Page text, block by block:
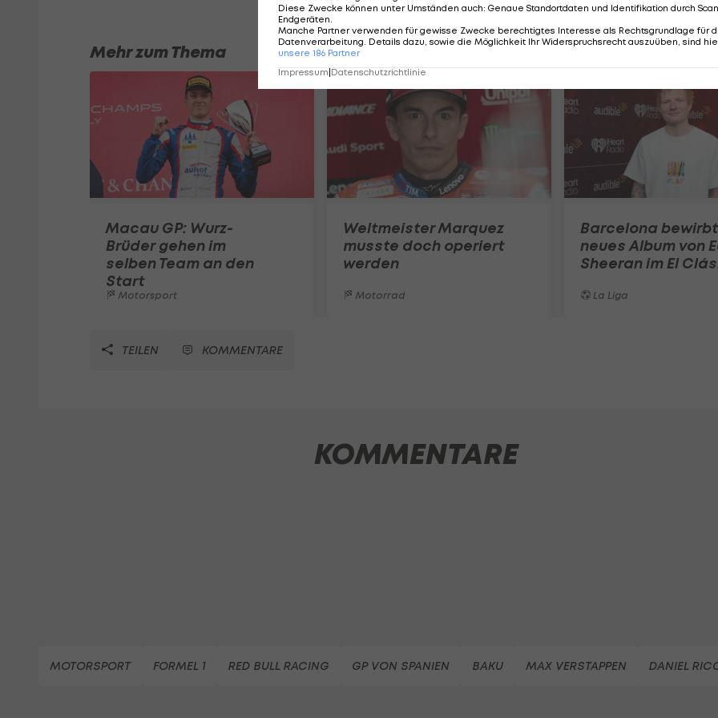
Mehr zum Thema
Macau GP: Wurz-
Brüder gehen im
selben Team an den
Start
Motorsport
Weltmeister Marquez
musste doch operiert
werden
Motorrad
Barcelona bewirbt
neues Album von
Sheeran im El
La Liga
TEILEN KOMMENTARE
KOMMENTARE
MOTORSPORT FORMEL 1 RED BULL RACING GP VON SPANIEN BAKU MAX VERSTAPPEN DANIEL
Diese Zwecke können unter Umständen auch: Genaue Standortdaten und Identifikation durch
Endgeräten.
Manche Partner verwenden für gewisse Zwecke berechtigtes Interesse als Rechtsgrundlage für
Datenverarbeitung. Details dazu, sowie die Möglichkeit Ihr Widerspruchsrecht auszuüben, sind
unsere 186 Partner
Impressum Datenschutzrichtlinie